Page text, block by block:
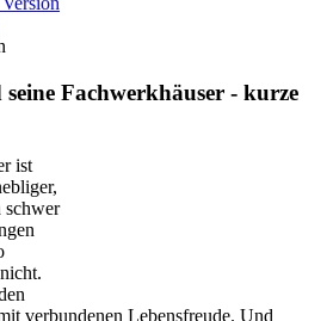
Fachwerkhäuser - kurze
ist
schwer
verbundenen Lebensfreude. Und